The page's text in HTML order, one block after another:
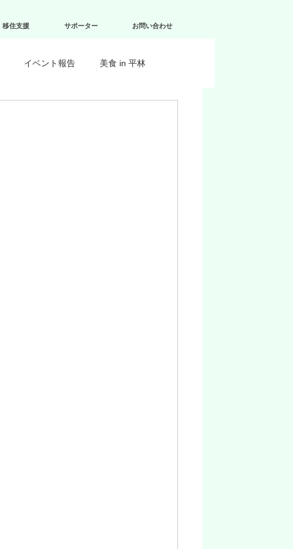
移住支援 サポーター お問い合わせ
イベント報告 美食 in 平林